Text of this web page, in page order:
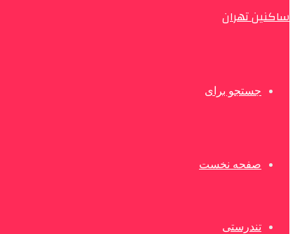
ساکنین تهران
جستجو برای
صفحه نخست
تندرستی